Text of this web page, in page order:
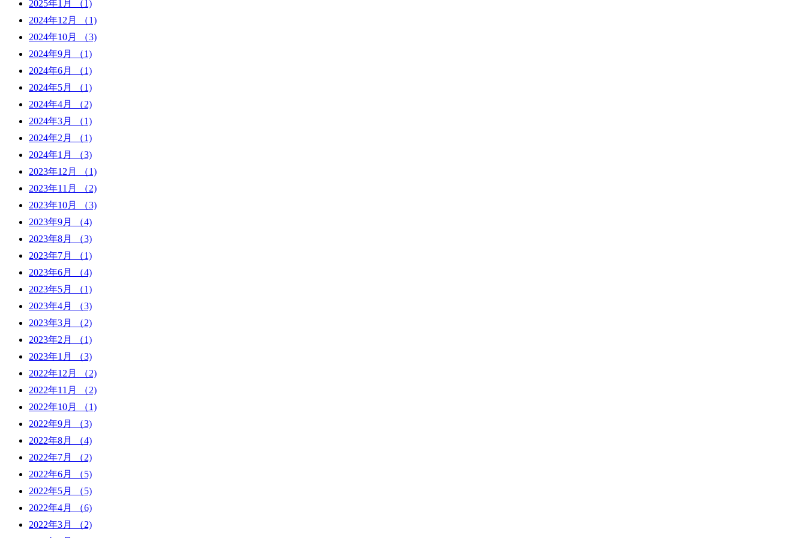
2025年1月
（1)
2024年12月
（1)
2024年10月
（3)
2024年9月
（1)
2024年6月
（1)
2024年5月
（1)
2024年4月
（2)
2024年3月
（1)
2024年2月
（1)
2024年1月
（3)
2023年12月
（1)
2023年11月
（2)
2023年10月
（3)
2023年9月
（4)
2023年8月
（3)
2023年7月
（1)
2023年6月
（4)
2023年5月
（1)
2023年4月
（3)
2023年3月
（2)
2023年2月
（1)
2023年1月
（3)
2022年12月
（2)
2022年11月
（2)
2022年10月
（1)
2022年9月
（3)
2022年8月
（4)
2022年7月
（2)
2022年6月
（5)
2022年5月
（5)
2022年4月
（6)
2022年3月
（2)